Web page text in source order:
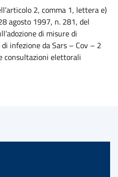
2, comma 1, lettera e)
agosto 1997, n. 281, del
di misure di
infezione da Sars – Cov – 2
consultazioni elettorali